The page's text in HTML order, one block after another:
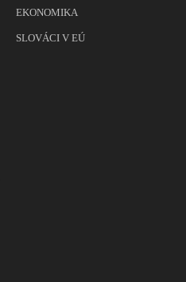
EKONOMIKA
SLOVÁCI V EÚ